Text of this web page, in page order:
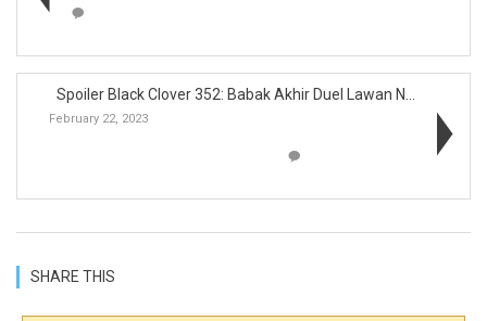
Spoiler Black Clover 352: Babak Akhir Duel Lawan N...
February 22, 2023
SHARE THIS